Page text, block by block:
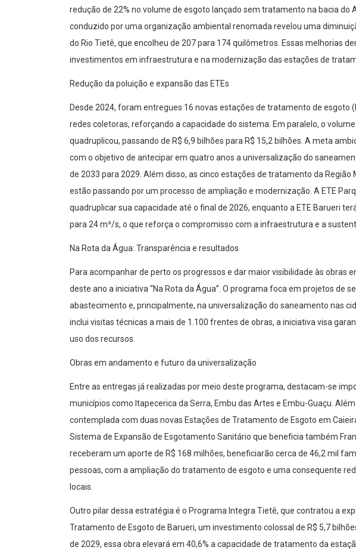
redução de 22% no volume de esgoto lançado sem tratamento na bacia do
conduzido por uma organização ambiental renomada revelou uma
do Rio Tietê, que encolheu de 207 para 174 quilômetros. Essas melhorias
investimentos em infraestrutura e na modernização das estações de
Redução da poluição e expansão das ETEs
Desde 2024, foram entregues 16 novas estações de tratamento de esgoto
redes coletoras, reforçando a capacidade do sistema. Em paralelo, o
quadruplicou, passando de R$ 6,9 bilhões para R$ 15,2 bilhões. A meta
com o objetivo de antecipar em quatro anos a universalização do
de 2033 para 2029. Além disso, as cinco estações de tratamento da Região
estão passando por um processo de ampliação e modernização. A ETE
quadruplicar sua capacidade até o final de 2026, enquanto a ETE Barueri
para 24 m³/s, o que reforça o compromisso com a infraestrutura e a
Na Rota da Água: Transparência e resultados
Para acompanhar de perto os progressos e dar maior visibilidade às obras
deste ano a iniciativa “Na Rota da Água”. O programa foca em projetos de
abastecimento e, principalmente, na universalização do saneamento nas
inclui visitas técnicas a mais de 1.100 frentes de obras, a iniciativa visa
uso dos recursos.
Obras em andamento e futuro da universalização
Entre as entregas já realizadas por meio deste programa, destacam-se
municípios como Itapecerica da Serra, Embu das Artes e Embu-Guaçu.
contemplada com duas novas Estações de Tratamento de Esgoto em
Sistema de Expansão de Esgotamento Sanitário que beneficia também
receberam um aporte de R$ 168 milhões, beneficiarão cerca de 46,2 mil
pessoas, com a ampliação do tratamento de esgoto e uma consequente
locais.
Outro pilar dessa estratégia é o Programa Integra Tietê, que contratou a
Tratamento de Esgoto de Barueri, um investimento colossal de R$ 5,7
de 2029, essa obra elevará em 40,6% a capacidade de tratamento da